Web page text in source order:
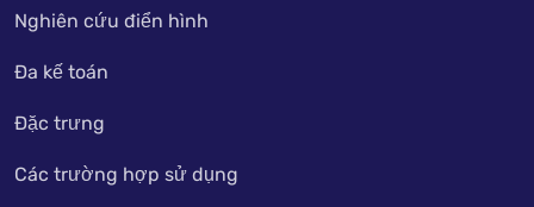
Nghiên cứu điển hình
Đa kế toán
Đặc trưng
Các trường hợp sử dụng